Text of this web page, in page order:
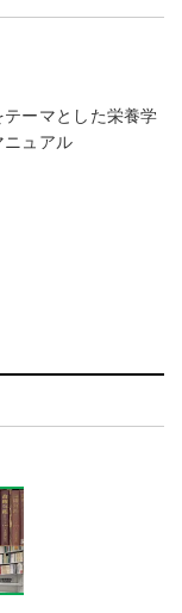
ーマとした栄養学
ニュアル